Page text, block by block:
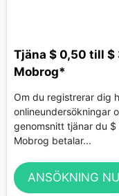
Tjäna $ 0,50 till $
Mobrog*
Om du registrerar dig
onlineundersökningar
genomsnitt tjänar du
Mobrog betalar...
ANSÖKNING NU